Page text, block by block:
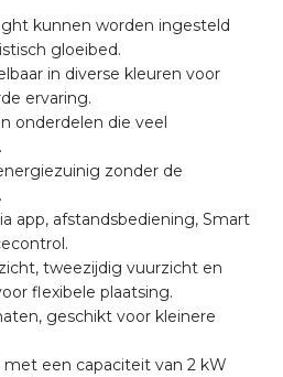
kunnen worden ingesteld
gloeibed.
in diverse kleuren voor
ervaring.
onderdelen die veel
zonder de
app, afstandsbediening, Smart
tweezijdig vuurzicht en
flexibele plaatsing.
geschikt voor kleinere
een capaciteit van 2 kW